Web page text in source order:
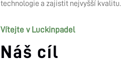
technologie a zajistit nejvyšší kvalitu.
Vítejte v Luckinpadel
Náš cíl